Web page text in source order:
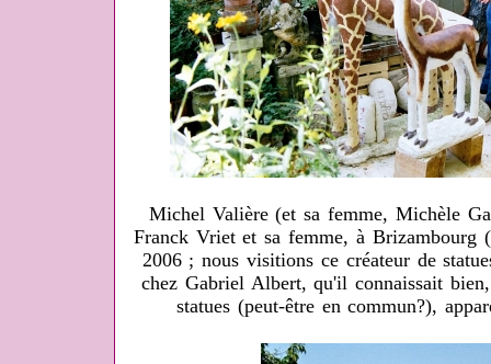
Michel Valière (et sa femme, Michèle
Franck Vriet et sa femme, à Brizambourg
2006 ; nous visitions ce créateur de
chez Gabriel Albert, qu'il connaissait
statues (peut-être en commun?),